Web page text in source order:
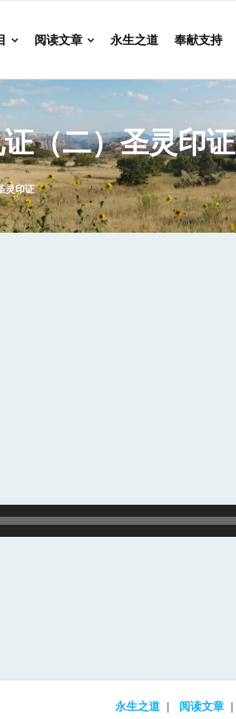
阅读文章 永生之道 奉献支持
（二）圣灵印证
灵印证
永生之道 阅读文章